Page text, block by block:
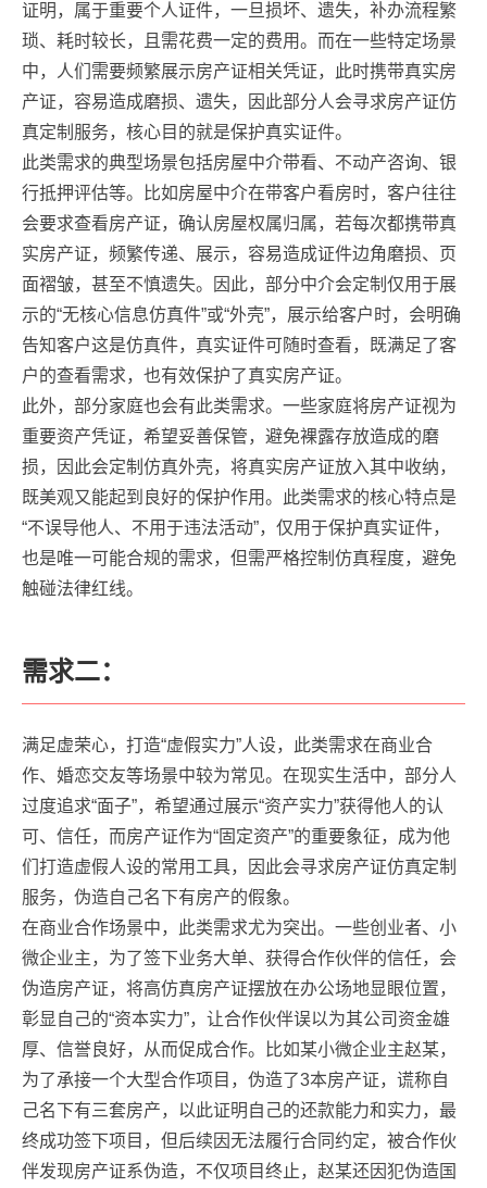
证明，属于重要个人证件，一旦损坏、遗失，补办流程繁
琐、耗时较长，且需花费一定的费用。而在一些特定场景
中，人们需要频繁展示房产证相关凭证，此时携带真实房
产证，容易造成磨损、遗失，因此部分人会寻求房产证仿
真定制服务，核心目的就是保护真实证件。
此类需求的典型场景包括房屋中介带看、不动产咨询、银
行抵押评估等。比如房屋中介在带客户看房时，客户往往
会要求查看房产证，确认房屋权属归属，若每次都携带真
实房产证，频繁传递、展示，容易造成证件边角磨损、页
面褶皱，甚至不慎遗失。因此，部分中介会定制仅用于展
示的“无核心信息仿真件”或“外壳”，展示给客户时，会明确
告知客户这是仿真件，真实证件可随时查看，既满足了客
户的查看需求，也有效保护了真实房产证。
此外，部分家庭也会有此类需求。一些家庭将房产证视为
重要资产凭证，希望妥善保管，避免裸露存放造成的磨
损，因此会定制仿真外壳，将真实房产证放入其中收纳，
既美观又能起到良好的保护作用。此类需求的核心特点是
“不误导他人、不用于违法活动”，仅用于保护真实证件，
也是唯一可能合规的需求，但需严格控制仿真程度，避免
触碰法律红线。
需求二：
满足虚荣心，打造“虚假实力”人设，此类需求在商业合
作、婚恋交友等场景中较为常见。在现实生活中，部分人
过度追求“面子”，希望通过展示“资产实力”获得他人的认
可、信任，而房产证作为“固定资产”的重要象征，成为他
们打造虚假人设的常用工具，因此会寻求房产证仿真定制
服务，伪造自己名下有房产的假象。
在商业合作场景中，此类需求尤为突出。一些创业者、小
微企业主，为了签下业务大单、获得合作伙伴的信任，会
伪造房产证，将高仿真房产证摆放在办公场地显眼位置，
彰显自己的“资本实力”，让合作伙伴误以为其公司资金雄
厚、信誉良好，从而促成合作。比如某小微企业主赵某，
为了承接一个大型合作项目，伪造了3本房产证，谎称自
己名下有三套房产，以此证明自己的还款能力和实力，最
终成功签下项目，但后续因无法履行合同约定，被合作伙
伴发现房产证系伪造，不仅项目终止，赵某还因犯伪造国